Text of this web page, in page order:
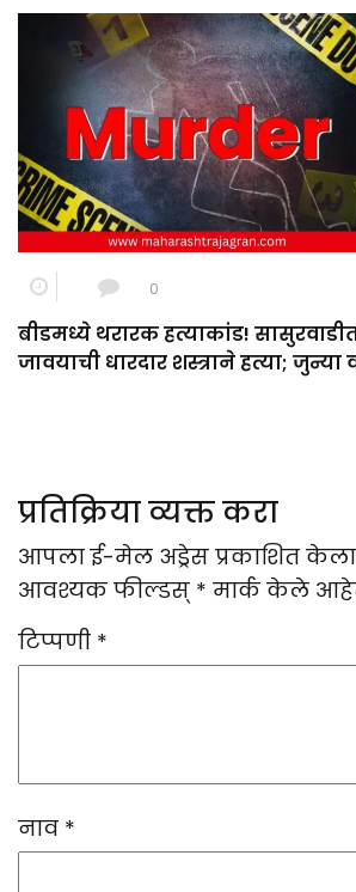
0
बीडमध्ये थरारक हत्याकांड! सासुरवाडीत
जावयाची धारदार शस्त्राने हत्या;
प्रतिक्रिया व्यक्त करा
आपला ई-मेल अड्रेस प्रकाशित केला
आवश्यक फील्डस् * मार्क केले
टिप्पणी *
नाव *